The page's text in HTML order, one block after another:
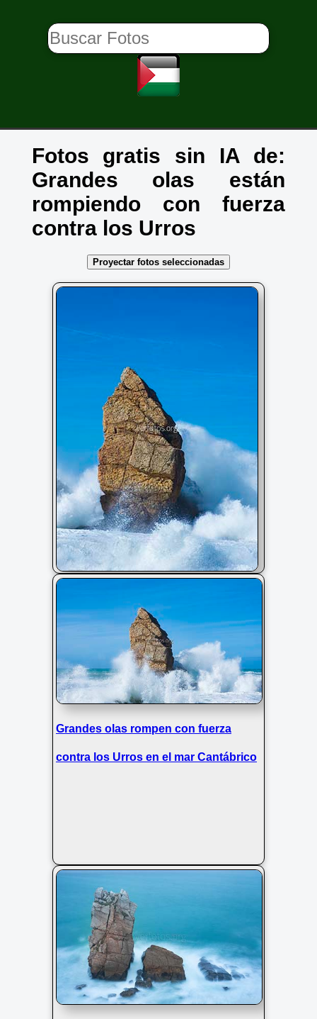
Fotos gratis sin IA de:
Grandes olas están
rompiendo con fuerza
contra los Urros
Proyectar fotos seleccionadas
fuerza contra los Urros
Grandes olas rompen con fuerza
contra los Urros en el mar Cantábrico